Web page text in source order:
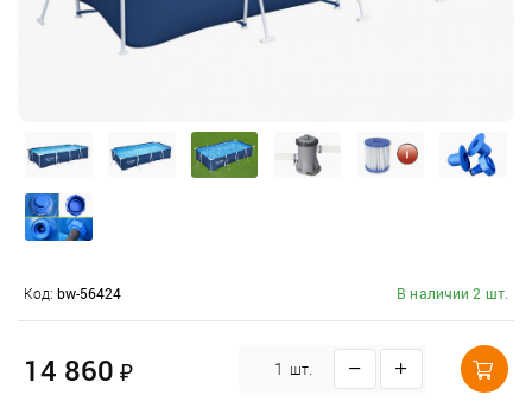
Код: bw-56424 В наличии 2 шт.
14 860 ₽ шт.